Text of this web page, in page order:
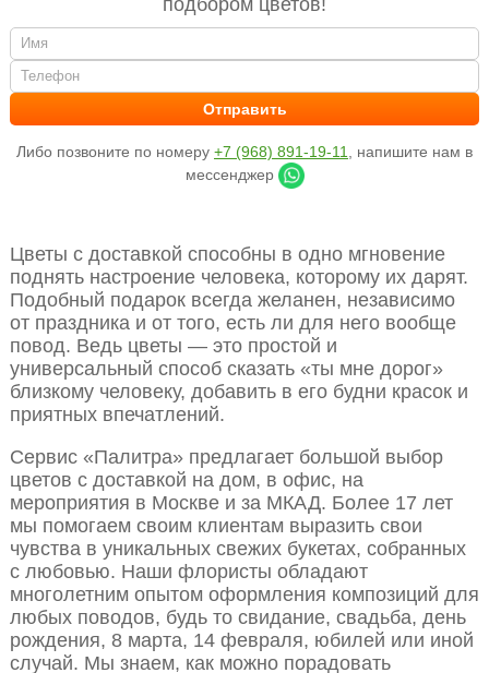
Либо позвоните по номеру +7 (968) 891-19-11
, напишите нам в
мессенджер
Цветы с доставкой способны в одно мгновение
поднять настроение человека, которому их дарят.
Подобный подарок всегда желанен, независимо
от праздника и от того, есть ли для него вообще
повод. Ведь цветы — это простой и
универсальный способ сказать «ты мне дорог»
близкому человеку, добавить в его будни красок и
приятных впечатлений.
Сервис «Палитра» предлагает большой выбор
цветов с доставкой на дом, в офис, на
мероприятия в Москве и за МКАД. Более 17 лет
мы помогаем своим клиентам выразить свои
чувства в уникальных свежих букетах, собранных
с любовью. Наши флористы обладают
многолетним опытом оформления композиций для
любых поводов, будь то свидание, свадьба, день
рождения, 8 марта, 14 февраля, юбилей или иной
случай. Мы знаем, как можно порадовать